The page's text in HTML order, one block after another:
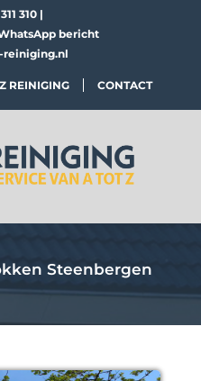
310 |
bericht
reiniging.nl
REINIGING CONTACT
Steenbergen